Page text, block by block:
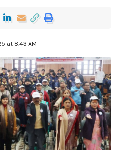
at 8:43 AM